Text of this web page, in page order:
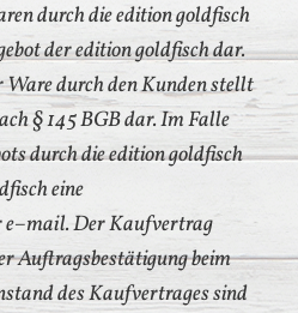
durch die edition goldfisch
der edition goldfisch dar.
durch den Kunden stellt
§ 145 BGB dar. Im Falle
durch die edition goldfisch
eine
e–mail. Der Kaufvertrag
Auftragsbestätigung beim
des Kaufvertrages sind